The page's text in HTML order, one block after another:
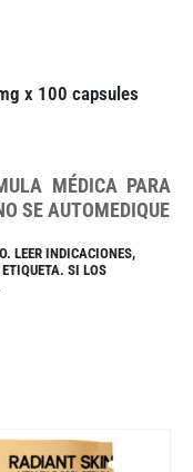
x 100 capsules
MÉDICA PARA
SE AUTOMEDIQUE
LEER INDICACIONES,
SI LOS